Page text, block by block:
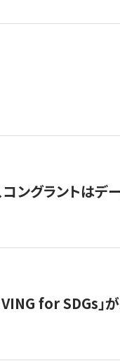
ングラントはデ
for SDGs」